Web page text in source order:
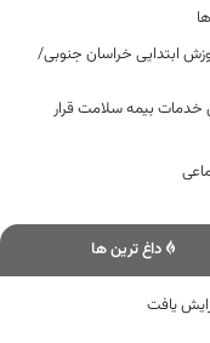
ابتدایی خراسان جنوبی/
خدمات بیمه سلامت قرار
داغ ترین ها
یافت